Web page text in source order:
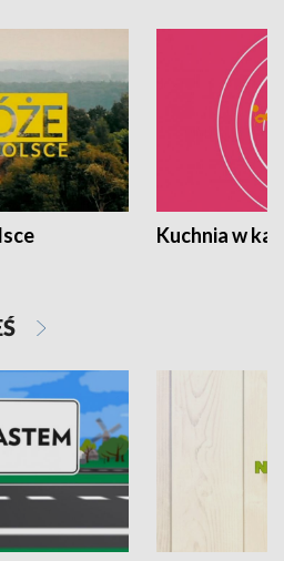
Kuchnia w